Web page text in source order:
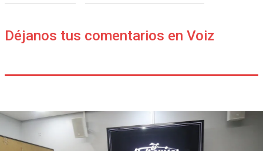
Déjanos tus comentarios en Voiz